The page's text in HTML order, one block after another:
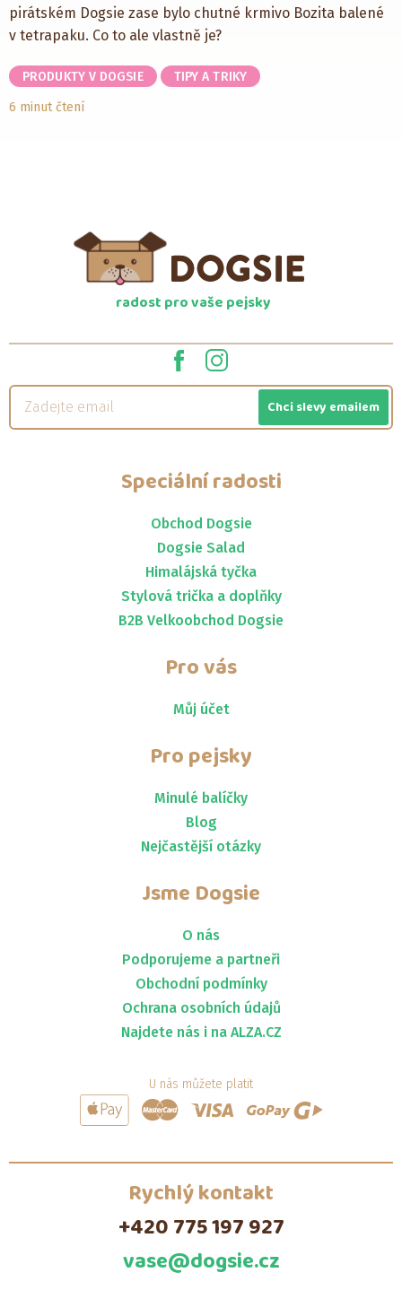
pirátském Dogsie zase bylo chutné krmivo Bozita balené
v tetrapaku. Co to ale vlastně je?
PRODUKTY V DOGSIE
TIPY A TRIKY
6 minut čtení
radost pro vaše pejsky
Chci slevy emailem
Speciální radosti
Obchod Dogsie
Dogsie Salad
Himalájská tyčka
Stylová trička a doplňky
B2B Velkoobchod Dogsie
Pro vás
Můj účet
Pro pejsky
Minulé balíčky
Blog
Nejčastější otázky
Jsme Dogsie
O nás
Podporujeme a partneři
Obchodní podmínky
Ochrana osobních údajů
Najdete nás i na ALZA.CZ
U nás můžete platit
Rychlý kontakt
+420 775 197 927
vase@dogsie.cz